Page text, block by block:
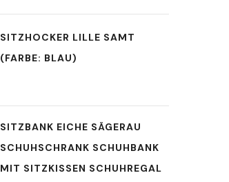
SITZHOCKER LILLE SAMT
(FARBE: BLAU)
SITZBANK EICHE SÄGERAU
SCHUHSCHRANK SCHUHBANK
MIT SITZKISSEN SCHUHREGAL